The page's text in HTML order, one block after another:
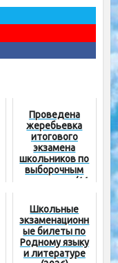
Проведена
жеребьевка
итогового
экзамена
школьников по
выборочным
предметам (11
Школьные
экзаменационн
ые билеты по
Родному языку
и литературе